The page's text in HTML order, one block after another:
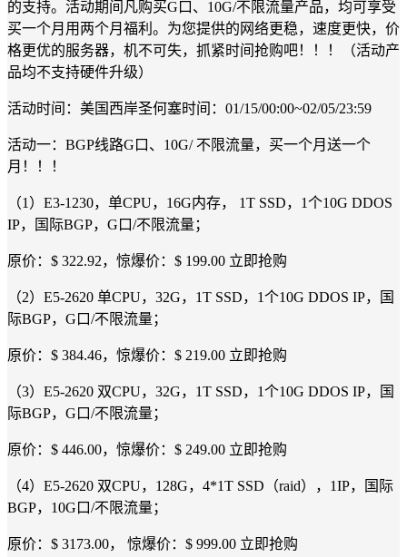
的支持。活动期间凡购买G口、10G/不限流量产品，均可享受
买一个月用两个月福利。为您提供的网络更稳，速度更快，价
格更优的服务器，机不可失，抓紧时间抢购吧！！！（活动产
品均不支持硬件升级）
活动时间：美国西岸圣何塞时间：01/15/00:00~02/05/23:59
活动一：BGP线路G口、10G/ 不限流量，买一个月送一个
月！！！
（1）E3-1230，单CPU，16G内存， 1T SSD，1个10G DDOS
IP，国际BGP，G口/不限流量；
原价：$ 322.92，惊爆价：$ 199.00 立即抢购
（2）E5-2620 单CPU，32G，1T SSD，1个10G DDOS IP，国
际BGP，G口/不限流量；
原价：$ 384.46，惊爆价：$ 219.00 立即抢购
（3）E5-2620 双CPU，32G，1T SSD，1个10G DDOS IP，国
际BGP，G口/不限流量；
原价：$ 446.00，惊爆价：$ 249.00 立即抢购
（4）E5-2620 双CPU，128G，4*1T SSD（raid），1IP，国际
BGP，10G口/不限流量；
原价：$ 3173.00， 惊爆价：$ 999.00 立即抢购